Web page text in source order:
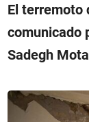
El terremoto
comunicado
Sadegh